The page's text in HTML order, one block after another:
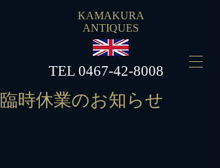
KAMAKURA
ANTIQUES
​TEL 0467-42-8008
臨時休業のお知らせ